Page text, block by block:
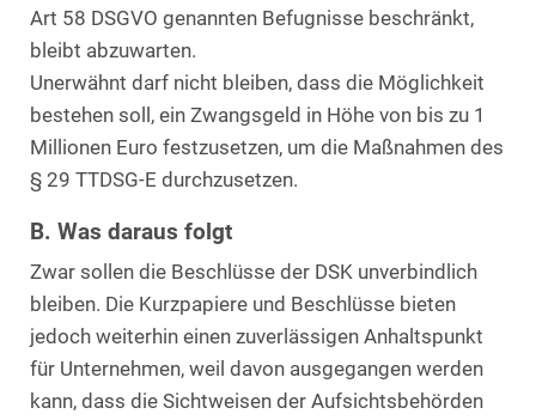
Art 58 DSGVO genannten Befugnisse beschränkt,
bleibt abzuwarten.
Unerwähnt darf nicht bleiben, dass die Möglichkeit
bestehen soll, ein Zwangsgeld in Höhe von bis zu 1
Millionen Euro festzusetzen, um die Maßnahmen des
§ 29 TTDSG-E durchzusetzen.
B. Was daraus folgt
Zwar sollen die Beschlüsse der DSK unverbindlich
bleiben. Die Kurzpapiere und Beschlüsse bieten
jedoch weiterhin einen zuverlässigen Anhaltspunkt
für Unternehmen, weil davon ausgegangen werden
kann, dass die Sichtweisen der Aufsichtsbehörden